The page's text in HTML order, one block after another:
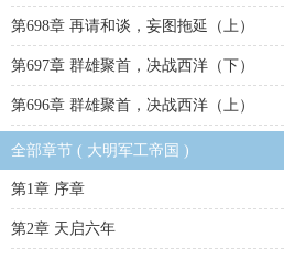
第698章 再请和谈，妄图拖延（上）
第697章 群雄聚首，决战西洋（下）
第696章 群雄聚首，决战西洋（上）
全部章节 ( 大明军工帝国 )
第1章 序章
第2章 天启六年